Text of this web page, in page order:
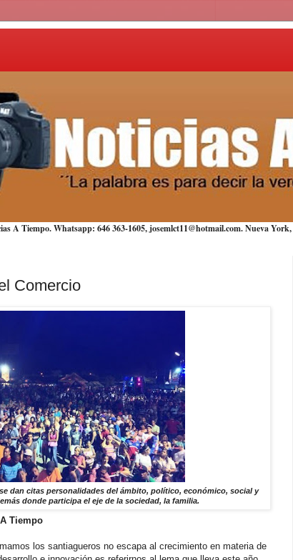
A Tiempo. Whatsapp: 646 363-1605, josemlct11@hotmail.com. Nueva York,
Comercio
dan citas personalidades del ámbito, político, económico, social y
donde participa el eje de la sociedad, la familia.
Tiempo
los santiagueros no escapa al crecimiento en materia de